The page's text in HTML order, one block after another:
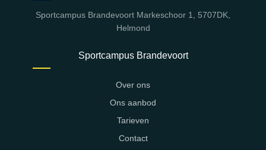
Sportcampus Brandevoort Markeschoor 1, 5707DK,
Helmond
Sportcampus Brandevoort
Over ons
Ons aanbod
Tarieven
Contact